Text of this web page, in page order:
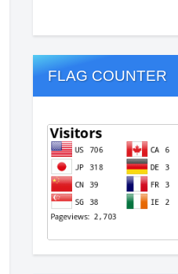
FLAG COUNTER